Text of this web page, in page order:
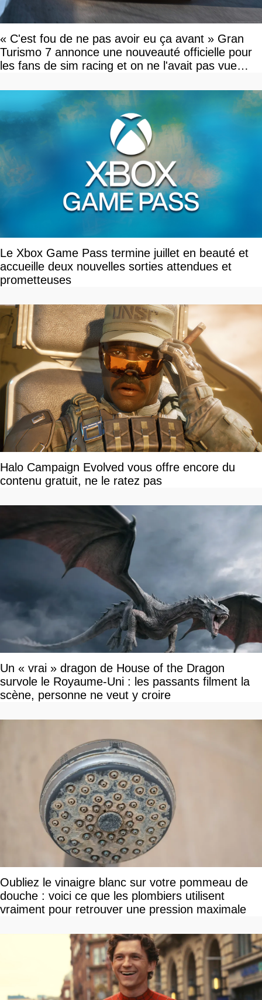
« C'est fou de ne pas avoir eu ça avant » Gran
Turismo 7 annonce une nouveauté officielle pour
les fans de sim racing et on ne l'avait pas vue
Le Xbox Game Pass termine juillet en beauté et
accueille deux nouvelles sorties attendues et
prometteuses
Halo Campaign Evolved vous offre encore du
contenu gratuit, ne le ratez pas
Un « vrai » dragon de House of the Dragon
survole le Royaume-Uni : les passants filment la
scène, personne ne veut y croire
Oubliez le vinaigre blanc sur votre pommeau de
douche : voici ce que les plombiers utilisent
vraiment pour retrouver une pression maximale